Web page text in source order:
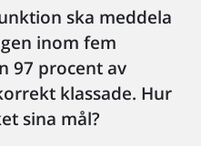
ska meddela
inom fem
97 procent av
klassade. Hur
sina mål?